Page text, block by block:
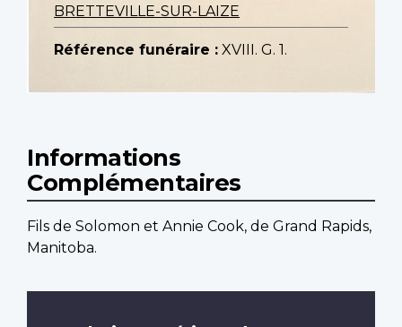
BRETTEVILLE-SUR-LAIZE
Référence funéraire : XVIII. G. 1.
Informations
Complémentaires
Fils de Solomon et Annie Cook, de Grand Rapids,
Manitoba.